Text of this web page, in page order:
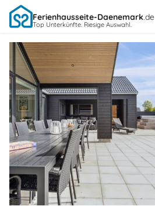
Ferienhausseite-Daenemark.de
Top Unterkünfte. Riesige Auswahl.